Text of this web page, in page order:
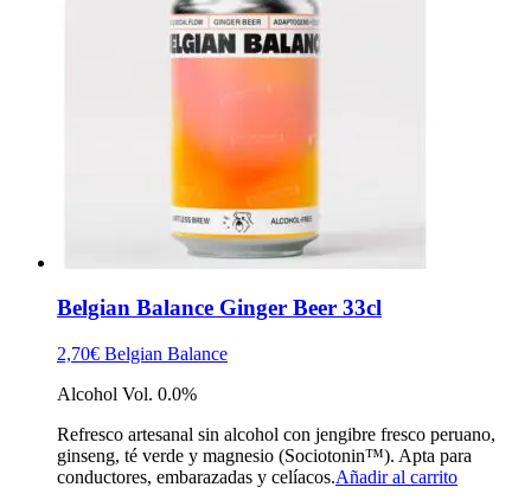
Belgian Balance Ginger Beer 33cl
2,70€ Belgian Balance
Alcohol Vol. 0.0%
Refresco artesanal sin alcohol con jengibre fresco peruano,
ginseng, té verde y magnesio (Sociotonin™). Apta para
conductores, embarazadas y celíacos.Añadir al carrito